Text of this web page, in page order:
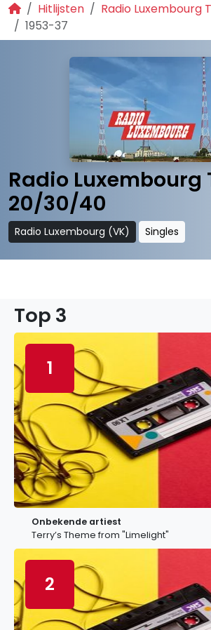
Hitlijsten
Radio Luxembourg
1953-37
Radio Luxembourg
20/30/40
Radio Luxembourg (VK) Singles
Top 3
1
Onbekende artiest
Terry’s Theme from "Limelight"
2